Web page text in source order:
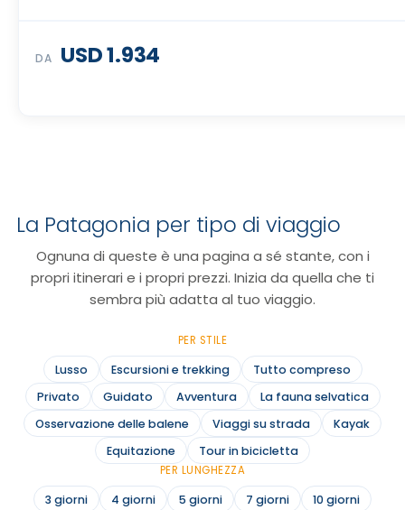
DA USD 1.934
La Patagonia per tipo di viaggio
Ognuna di queste è una pagina a sé stante, con i
propri itinerari e i propri prezzi. Inizia da quella che ti
sembra più adatta al tuo viaggio.
PER STILE
Lusso Escursioni e trekking
Tutto compreso
Privato
Guidato Avventura
La fauna selvatica
Osservazione delle balene
Viaggi su strada
Kayak
Equitazione
Tour in bicicletta
PER LUNGHEZZA
3 giorni 4 giorni 5 giorni 7 giorni
10 giorni